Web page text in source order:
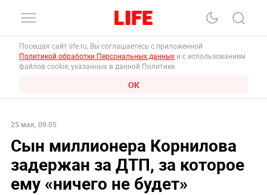
Посещая сайт life.ru, Вы соглашаетесь с приложенной
Политикой обработки Персональных данных и с использованием
файлов cookie, указанных в данной Политике.
ОК
25 мая, 09:05
Сын миллионера Корнилова
задержан за ДТП, за которое
ему «ничего не будет»